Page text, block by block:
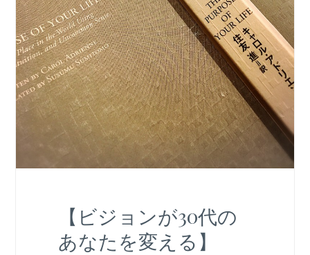
【ビジョンが30代の
あなたを変える】